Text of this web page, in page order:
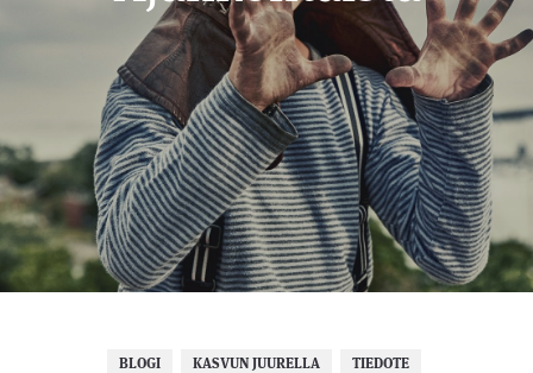
BLOGI KASVUN JUURELLA TIEDOTE